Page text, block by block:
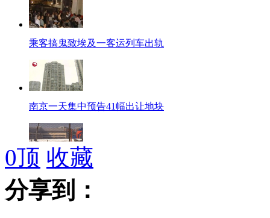
乘客搞鬼致埃及一客运列车出轨
南京一天集中预告41幅出让地块
美达美航空四架航班餐中藏针头
0顶 收藏
分享到：